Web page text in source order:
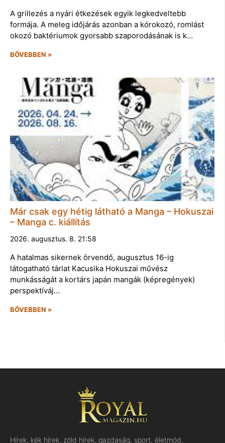
A grillezés a nyári étkezések egyik legkedveltebb
formája. A meleg időjárás azonban a kórokozó, romlást
okozó baktériumok gyorsabb szaporodásának is k…
BŐVEBBEN »
Már csak egy hétig látható a Manga – Hokuszai
– Manga c. kiállítás
2026. augusztus. 8. 21:58
A hatalmas sikernek örvendő, augusztus 16-ig
látogatható tárlat Kacusika Hokuszai művész
munkásságát a kortárs japán mangák (képregények)
perspektíváj…
BŐVEBBEN »
Hírek, kék hírek, zöld hírek, gazdaság, sport, életmód,